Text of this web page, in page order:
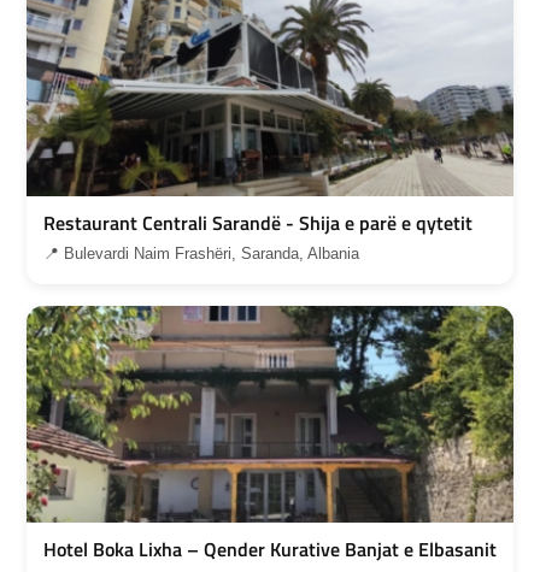
Restaurant Centrali Sarandë - Shija e parë e qytetit
📍 Bulevardi Naim Frashëri, Saranda, Albania
Hotel Boka Lixha – Qender Kurative Banjat e Elbasanit